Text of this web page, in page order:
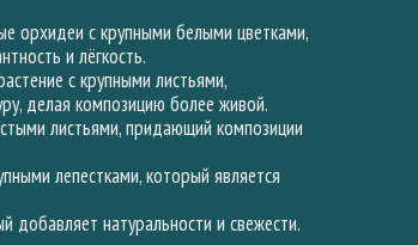
орхидеи с крупными белыми цветками,
и лёгкость.
с крупными листьями,
делая композицию более живой.
листьями, придающий композиции
лепестками, который является
добавляет натуральности и свежести.